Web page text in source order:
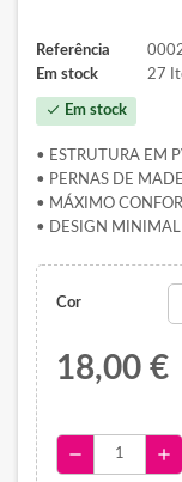
Referência
Em stock
27
check Em stock
• ESTRUTURA EM
• PERNAS DE
• MÁXIMO
• DESIGN
Cor
18,00 €
remove add